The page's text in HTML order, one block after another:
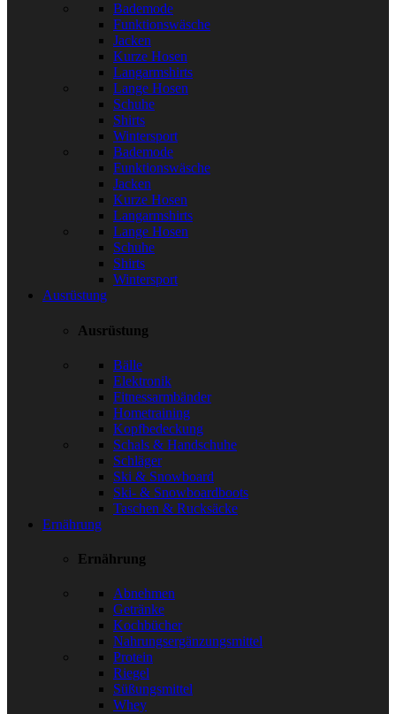
Bademode
Funktionswäsche
Jacken
Kurze Hosen
Langarmshirts
Lange Hosen
Schuhe
Shirts
Wintersport
Bademode
Funktionswäsche
Jacken
Kurze Hosen
Langarmshirts
Lange Hosen
Schuhe
Shirts
Wintersport
Ausrüstung
Ausrüstung
Bälle
Elektronik
Fitnessarmbänder
Hometraining
Kopfbedeckung
Schals & Handschuhe
Schläger
Ski & Snowboard
Ski- & Snowboardboots
Taschen & Rucksäcke
Ernährung
Ernährung
Abnehmen
Getränke
Kochbücher
Nahrungsergänzungsmittel
Protein
Riegel
Süßungsmittel
Whey